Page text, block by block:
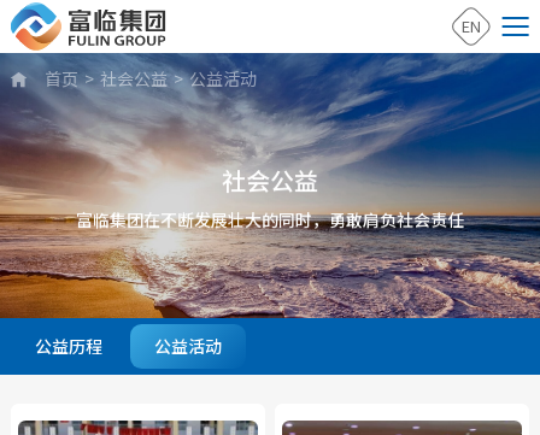
EN
 首页 > 社会公益 > 公益活动
社会公益
富临集团在不断发展壮大的同时，勇敢肩负社会责任
公益历程 公益活动